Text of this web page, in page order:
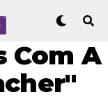
Com A